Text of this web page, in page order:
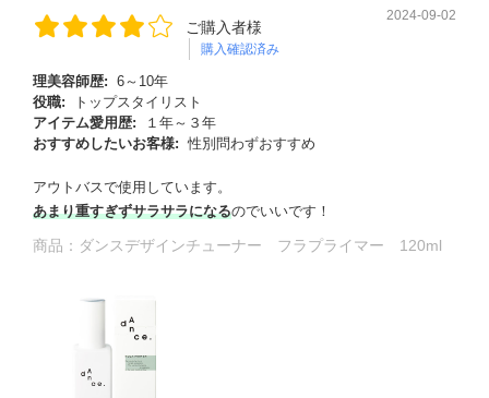
ご購入者様
購入確認済み
2024-09-02
理美容師歴: 6～10年
役職:
トップスタイリスト
アイテム愛用歴:
１年～３年
おすすめしたいお客様: 性別問わずおすすめ
アウトバスで使用しています。
あまり重すぎずサラサラになるのでいいです！
商品： ダンスデザインチューナー フラプライマー 120ml